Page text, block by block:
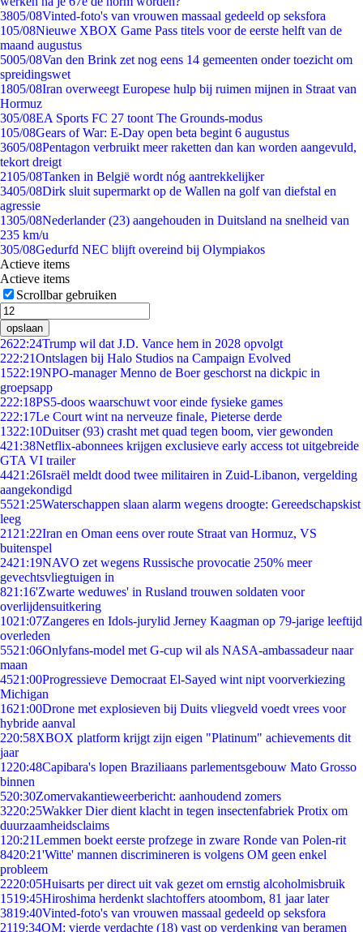
3805/08Vinted-foto's van vrouwen massaal gedeeld op seksfora
105/08Nieuwe XBOX Game Pass titels voor de eerste helft van de
maand augustus
5005/08Van den Brink zet nog eens 14 gemeenten onder toezicht om
spreidingswet
1805/08Iran overweegt Europese hulp bij ruimen mijnen in Straat van
Hormuz
305/08EA Sports FC 27 toont The Grounds-modus
105/08Gears of War: E-Day open beta begint 6 augustus
3605/08Pentagon verbruikt meer raketten dan kan worden aangevuld,
tekort dreigt
2105/08Tanken in België wordt nóg aantrekkelijker
3405/08Dirk sluit supermarkt op de Wallen na golf van diefstal en
agressie
1305/08Nederlander (23) aangehouden in Duitsland na snelheid van
235 km/u
305/08Gedurfd NEC blijft overeind bij Olympiakos
Actieve items
Actieve items
Scrollbar gebruiken
opslaan
2622:24Trump wil dat J.D. Vance hem in 2028 opvolgt
222:21Ontslagen bij Halo Studios na Campaign Evolved
1522:19NPO-manager Menno de Boer geschorst na dickpic in
groepsapp
222:18PS5-doos waarschuwt voor einde fysieke games
222:17Le Court wint na nerveuze finale, Pieterse derde
1322:10Duitser (93) crasht met quad tegen boom, vier gewonden
421:38Netflix-abonnees krijgen exclusieve early access tot uitgebreide
GTA VI trailer
4421:26Israël meldt dood twee militairen in Zuid-Libanon, vergelding
aangekondigd
5521:25Waterschappen slaan alarm wegens droogte: Gereedschapskist
leeg
21 21:22Iran en Oman eens over route Straat van Hormuz, VS
buitenspel
2421:19NAVO zet wegens Russische provocatie 250% meer
gevechtsvliegtuigen in
821:16'Zwarte weduwes' in Rusland trouwen soldaten voor
overlijdensuitkering
1021:07Zangeres en Idols-jurylid Jerney Kaagman op 79-jarige leeftijd
overleden
5521:06Onlyfans-model met G-cup wil als NASA-ambassadeur naar
maan
4521:00Progressieve Democraat El-Sayed wint nipt voorverkiezing
Michigan
1621:00Drone met explosieven bij Duits vliegveld voedt vrees voor
hybride aanval
220:58XBOX platform krijgt zijn eigen "Platinum" achievements dit
jaar
1220:48Capibara's lopen Braziliaans parlementsgebouw Mato Grosso
binnen
520:30Zomervakantieweerbericht: aanhoudend zomers
3220:25Wakker Dier dient klacht in tegen insectenfabriek Protix om
duurzaamheidsclaims
1 20:21Lemmen boekt eerste profzege in zware Ronde van Polen-rit
8420:21'Witte' mannen discrimineren is volgens OM geen enkel
probleem
2220:05Huisarts per direct uit vak gezet om ernstig alcoholmisbruik
1519:45Hiroshima herdenkt slachtoffers atoombom, 81 jaar later
3819:40Vinted-foto's van vrouwen massaal gedeeld op seksfora
2119:34OM: vierde verdachte (18) vast op verdenking van beramen